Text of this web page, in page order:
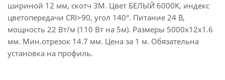
шириной 12 мм, скотч 3M. Цвет БЕЛЫЙ 6000K, индекс
цветопередачи CRI>90, угол 140°. Питание 24 В,
мощность 22 Вт/м (110 Вт на 5м). Размеры 5000х12х1.6
мм. Мин.отрезок 14.7 мм. Цена за 1 м. Обязательна
установка на профиль.